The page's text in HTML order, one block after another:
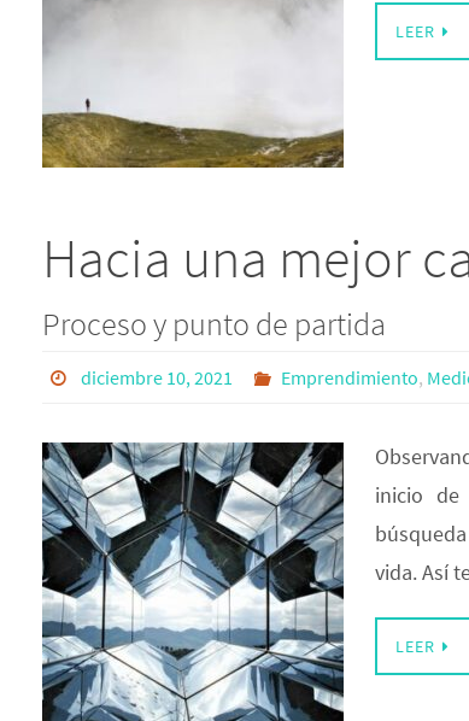
LEER
Hacia una mejor
Proceso y punto de partida
diciembre 10, 2021 Emprendimiento,
inicio
vida. Así
LEER